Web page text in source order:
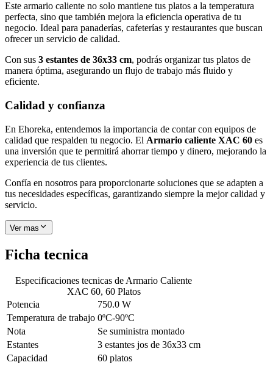
Este armario caliente no solo mantiene tus platos a la temperatura
perfecta, sino que también mejora la eficiencia operativa de tu
negocio. Ideal para panaderías, cafeterías y restaurantes que buscan
ofrecer un servicio de calidad.
Con sus 3 estantes de 36x33 cm, podrás organizar tus platos de
manera óptima, asegurando un flujo de trabajo más fluido y
eficiente.
Calidad y confianza
En Ehoreka, entendemos la importancia de contar con equipos de
calidad que respalden tu negocio. El Armario caliente XAC 60 es
una inversión que te permitirá ahorrar tiempo y dinero, mejorando la
experiencia de tus clientes.
Confía en nosotros para proporcionarte soluciones que se adapten a
tus necesidades específicas, garantizando siempre la mejor calidad y
servicio.
Ver mas
Ficha tecnica
Especificaciones tecnicas de Armario Caliente
XAC 60, 60 Platos
Potencia
750.0 W
Temperatura de trabajo 0ºC-90ºC
Nota
Se suministra montado
Estantes
3 estantes jos de 36x33 cm
Capacidad
60 platos